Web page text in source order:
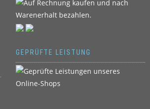
GEPRÜFTE LEISTUNG